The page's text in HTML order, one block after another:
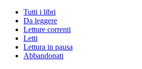
Tutti i libri
Da leggere
Letture correnti
Letti
Lettura in pausa
Abbandonati